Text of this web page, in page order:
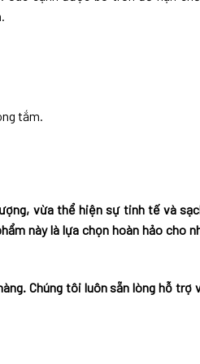
tắm.
vừa thể hiện sự tinh tế và
này là lựa chọn hoàn hảo cho
Chúng tôi luôn sẵn lòng hỗ trợ